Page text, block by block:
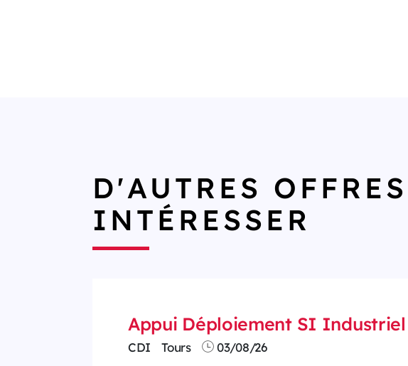
D'AUTRES
INTÉRESSER
Appui Déploiement SI
CDI Tours 03/08/26